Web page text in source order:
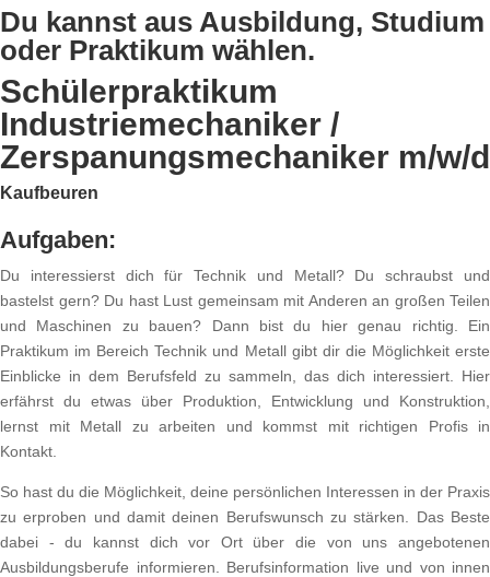
Du kannst aus Ausbildung, Studium
oder Praktikum wählen.
Schülerpraktikum
Industriemechaniker /
Zerspanungsmechaniker m/w/d
Kaufbeuren
Aufgaben:
Du interessierst dich für Technik und Metall? Du schraubst und
bastelst gern? Du hast Lust gemeinsam mit Anderen an großen Teilen
und Maschinen zu bauen? Dann bist du hier genau richtig. Ein
Praktikum im Bereich Technik und Metall gibt dir die Möglichkeit erste
Einblicke in dem Berufsfeld zu sammeln, das dich interessiert. Hier
erfährst du etwas über Produktion, Entwicklung und Konstruktion,
lernst mit Metall zu arbeiten und kommst mit richtigen Profis in
Kontakt.
So hast du die Möglichkeit, deine persönlichen Interessen in der Praxis
zu erproben und damit deinen Berufswunsch zu stärken. Das Beste
dabei - du kannst dich vor Ort über die von uns angebotenen
Ausbildungsberufe informieren. Berufsinformation live und von innen